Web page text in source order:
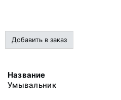
Добавить в заказ
Название
Умывальник